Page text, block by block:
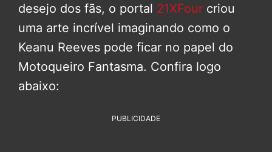
desejo dos fãs, o portal 21XFour criou
uma arte incrível imaginando como o
Keanu Reeves pode ficar no papel do
Motoqueiro Fantasma. Confira logo
abaixo:
PUBLICIDADE